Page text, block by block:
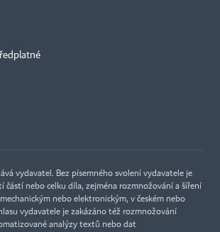
vydavatel. Bez písemného svolení vydavatele je
částí nebo celku díla, zejména rozmnožování a šíření
nebo elektronickým, v českém nebo
vydavatele je zakázáno též rozmnožování
analýzy textů nebo dat